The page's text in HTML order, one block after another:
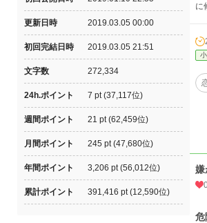
に
嫌
更新日時 2019.03.05 00:00
初回完結日時 2019.03.05 21:51
文字数 272,334
24h.ポイント 7 pt (37,117位)
週間ポイント 21 pt (62,459位)
月間ポイント 245 pt (47,680位)
年間ポイント 3,206 pt (56,012位)
累計ポイント 391,416 pt (12,590位)